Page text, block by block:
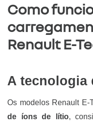
Como
Renault E-
A tecnologia
Os modelos Renault E-
de íons de lítio,